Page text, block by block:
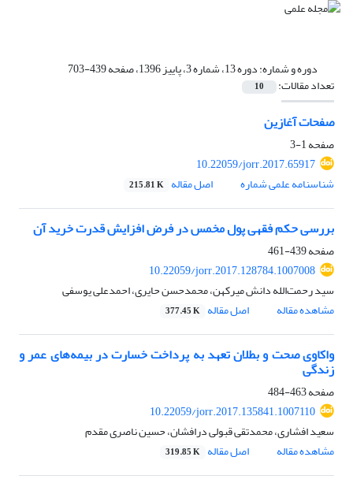
دوره و شماره:دوره 13، شماره 3، پاییز 1396، صفحه 439-703
تعداد مقالات: 10
صفحات آغازین
صفحه1-3
10.22059/jorr.2017.65917
شناسنامه علمی شماره
اصل مقاله 215.81 K
بررسی حکم فقهی پول مخمس در فرض افزایش قدرت خرید آن
صفحه439-461
10.22059/jorr.2017.128784.1007008
سید رحمت‌الله دانش میرکهن، محمدحسن حایری، احمدعلی یوسفی
مشاهده مقاله
اصل مقاله 377.45 K
واکاوی صحت و بطلان تعهد به پرداخت خسارت در بیمه‌های عمر و
زندگی
صفحه463-484
10.22059/jorr.2017.135841.1007110
سعید افشاری، محمدتقی قبولی درافشان، حسین ناصری مقدم
مشاهده مقاله
اصل مقاله 319.85 K